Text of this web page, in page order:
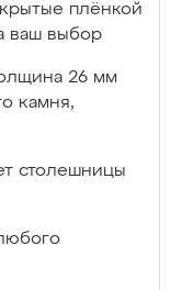
плёнкой
ваш выбор
26 мм
камня,
столешницы